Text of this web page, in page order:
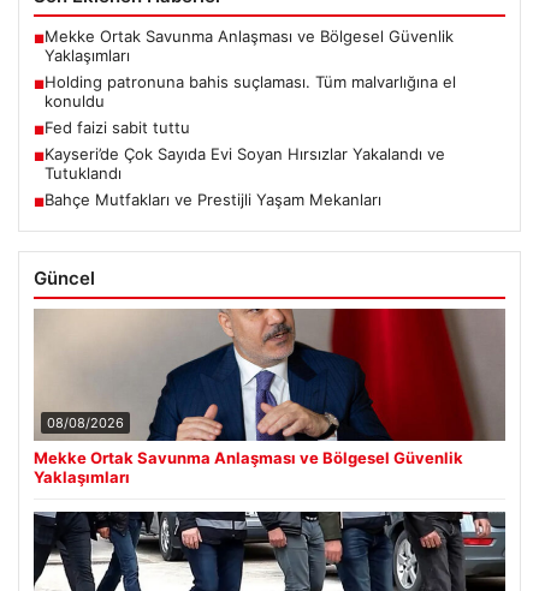
■Mekke Ortak Savunma Anlaşması ve Bölgesel Güvenlik
Yaklaşımları
■Holding patronuna bahis suçlaması. Tüm malvarlığına el
konuldu
■Fed faizi sabit tuttu
■Kayseri’de Çok Sayıda Evi Soyan Hırsızlar Yakalandı ve
Tutuklandı
■Bahçe Mutfakları ve Prestijli Yaşam Mekanları
Güncel
08/08/2026
Mekke Ortak Savunma Anlaşması ve Bölgesel Güvenlik
Yaklaşımları